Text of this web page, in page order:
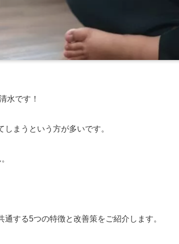
水です！
まうという方が多いです。
する5つの特徴と改善策をご紹介します。